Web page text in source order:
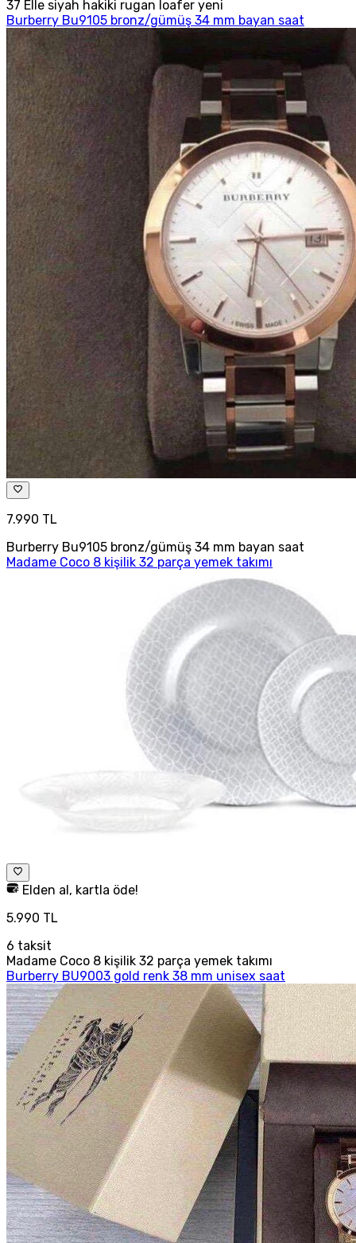
37 Elle siyah hakiki rugan loafer yeni
Burberry Bu9105 bronz/gümüş 34 mm bayan saat
7.990 TL
Burberry Bu9105 bronz/gümüş 34 mm bayan saat
Madame Coco 8 kişilik 32 parça yemek takımı
Elden al, kartla öde!
5.990 TL
6 taksit
Madame Coco 8 kişilik 32 parça yemek takımı
Burberry BU9003 gold renk 38 mm unisex saat